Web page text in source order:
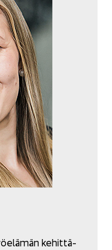
ke­hit­tä­